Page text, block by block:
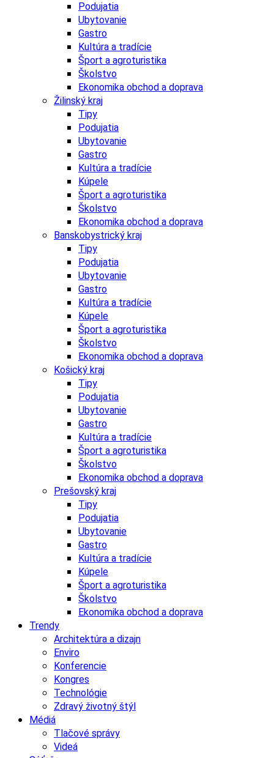
Podujatia
Ubytovanie
Gastro
Kultúra a tradície
Šport a agroturistika
Školstvo
Ekonomika obchod a doprava
Žilinský kraj
Tipy
Podujatia
Ubytovanie
Gastro
Kultúra a tradície
Kúpele
Šport a agroturistika
Školstvo
Ekonomika obchod a doprava
Banskobystrický kraj
Tipy
Podujatia
Ubytovanie
Gastro
Kultúra a tradície
Kúpele
Šport a agroturistika
Školstvo
Ekonomika obchod a doprava
Košický kraj
Tipy
Podujatia
Ubytovanie
Gastro
Kultúra a tradície
Šport a agroturistika
Školstvo
Ekonomika obchod a doprava
Prešovský kraj
Tipy
Podujatia
Ubytovanie
Gastro
Kultúra a tradície
Kúpele
Šport a agroturistika
Školstvo
Ekonomika obchod a doprava
Trendy
Architektúra a dizajn
Enviro
Konferencie
Kongres
Technológie
Zdravý životný štýl
Médiá
Tlačové správy
Videá